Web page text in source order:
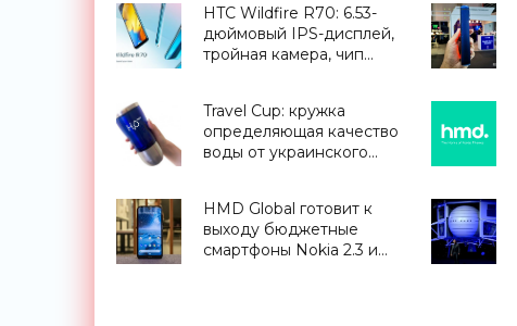
HTC Wildfire R70: 6.53-
дюймовый IPS-дисплей,
тройная камера, чип
«Смартфоны»
Travel Cup: кружка
определяющая качество
воды от украинского
HMD Global готовит к
выходу бюджетные
смартфоны Nokia 2.3 и